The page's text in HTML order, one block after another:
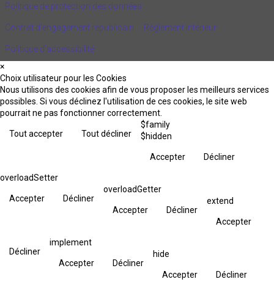
Politique de protection des données
Contrat d'engagement républicain Règlement intérieur
Politique d’accessibilité
×
Choix utilisateur pour les Cookies
Nous utilisons des cookies afin de vous proposer les meilleurs services
possibles. Si vous déclinez l'utilisation de ces cookies, le site web
pourrait ne pas fonctionner correctement.
Tout accepter Tout décliner
$family
$hidden
Accepter Décliner
overloadSetter
Accepter Décliner
overloadGetter
Accepter Décliner
extend
Accepter
Décliner
implement
Accepter Décliner
hide
Accepter Décliner